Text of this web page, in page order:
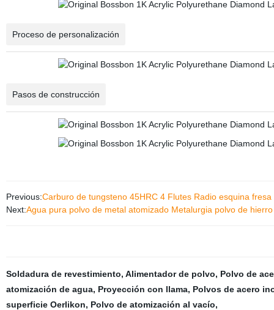
Proceso de personalización
Pasos de construcción
Previous:Carburo de tungsteno 45HRC 4 Flutes Radio esquina
Next:Agua pura polvo de metal atomizado Metalurgia polvo de hierro
Soldadura de revestimiento, Alimentador de polvo, Polvo de
atomización de agua, Proyección con llama, Polvos de acero
superficie Oerlikon, Polvo de atomización al vacío,